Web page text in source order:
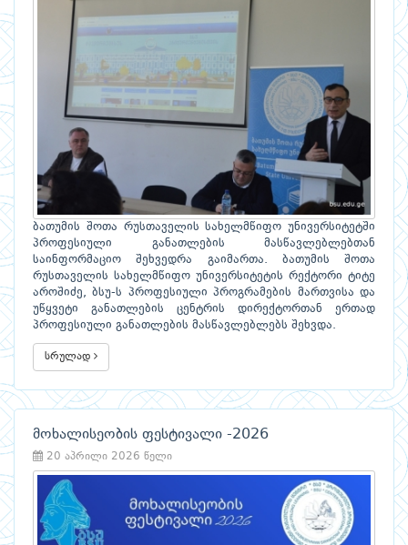
ბათუმის შოთა რუსთაველის სახელმწიფო უნივერსიტეტში
პროფესიული განათლების მასწავლებლებთან
საინფორმაციო შეხვედრა გაიმართა. ბათუმის შოთა
რუსთაველის სახელმწიფო უნივერსიტეტის რექტორი ტიტე
აროშიძე, ბსუ-ს პროფესიული პროგრამების მართვისა და
უწყვეტი განათლების ცენტრის დირექტორთან ერთად
პროფესიული განათლების მასწავლებლებს შეხვდა.
სრულად
მოხალისეობის ფესტივალი -2026
20 აპრილი 2026 წელი